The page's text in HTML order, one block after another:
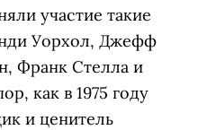
участие такие
Уорхол, Джефф
Франк Стелла и
как в 1975 году
и ценитель